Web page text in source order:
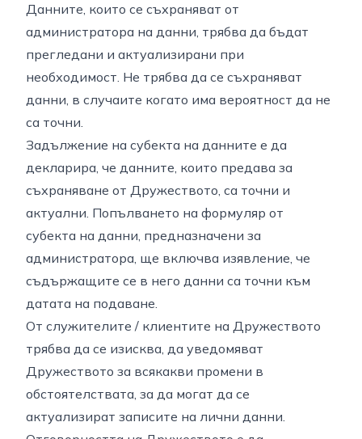
Данните, които се съхраняват от
администратора на данни, трябва да бъдат
прегледани и актуализирани при
необходимост. Не трябва да се съхраняват
данни, в случаите когато има вероятност да не
са точни.
Задължение на субекта на данните е да
декларира, че данните, които предава за
съхраняване от Дружеството, са точни и
актуални. Попълването на формуляр от
субекта на данни, предназначени за
администратора, ще включва изявление, че
съдържащите се в него данни са точни към
датата на подаване.
От служителите / клиентите на Дружеството
трябва да се изисква, да уведомяват
Дружеството за всякакви промени в
обстоятелствата, за да могат да се
актуализират записите на лични данни.